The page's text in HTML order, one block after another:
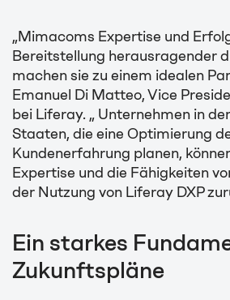
„Mimacoms Expertise und
Bereitstellung herausragender
machen sie zu einem idealen
Emanuel Di Matteo, Vice
bei Liferay. „ Unternehmen in
Staaten, die eine Optimierung
Kundenerfahrung planen,
Expertise und die Fähigkeiten
der Nutzung von Liferay DXP
Ein starkes
Zukunftspläne